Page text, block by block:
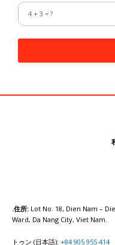
.住所: Lot No. 18, Dien Nam –
Ward, Da Nang City, Viet Nam.
トゥン (日本語): +84 905 955 414